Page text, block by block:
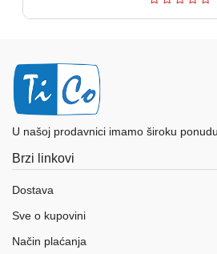
U našoj prodavnici imamo široku
Brzi linkovi
Dostava
Sve o kupovini
Način plaćanja